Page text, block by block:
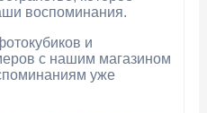
воспоминания.
и
с нашим магазином
уже